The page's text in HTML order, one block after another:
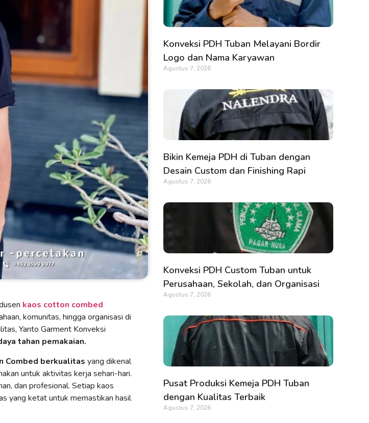
kaos cotton combed
komunitas, hingga organisasi di
Yanto Garment Konveksi
tahan pemakaian.
Combed berkualitas yang dikenal
untuk aktivitas kerja sehari-hari.
dan profesional. Setiap kaos
yang ketat untuk memastikan hasil
Konveksi PDH Tuban Melayani Bordir
Logo dan Nama Karyawan
Agustus 7, 2026
Bikin Kemeja PDH di Tuban dengan
Desain Custom dan Finishing Rapi
Agustus 7, 2026
Konveksi PDH Custom Tuban untuk
Perusahaan, Sekolah, dan Organisasi
Agustus 7, 2026
Pusat Produksi Kemeja PDH Tuban
dengan Kualitas Terbaik
Agustus 7, 2026